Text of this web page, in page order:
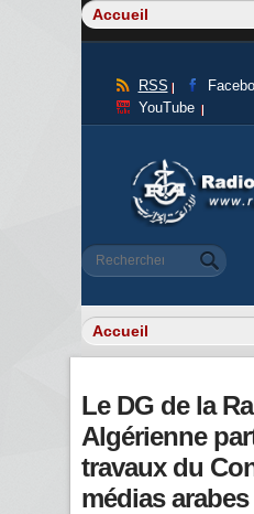
RSS
YouTube
Formulaire
Rechercher
Le DG de la
Algérienne
travaux du
médias